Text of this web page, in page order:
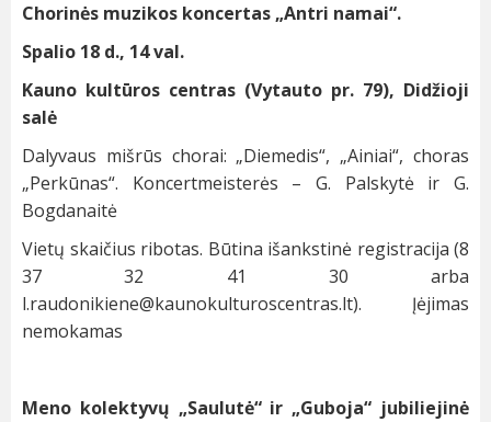
Chorinės muzikos koncertas „Antri namai“.
Spalio 18 d., 14 val.
Kauno kultūros centras (Vytauto pr. 79), Didžioji
salė
Dalyvaus mišrūs chorai: „Diemedis“, „Ainiai“, choras
„Perkūnas“. Koncertmeisterės – G. Palskytė ir G.
Bogdanaitė
Vietų skaičius ribotas. Būtina išankstinė registracija (8
37 32 41 30 arba
l.raudonikiene@kaunokulturoscentras.lt). Įėjimas
nemokamas
Meno kolektyvų „Saulutė“ ir „Guboja“ jubiliejinė